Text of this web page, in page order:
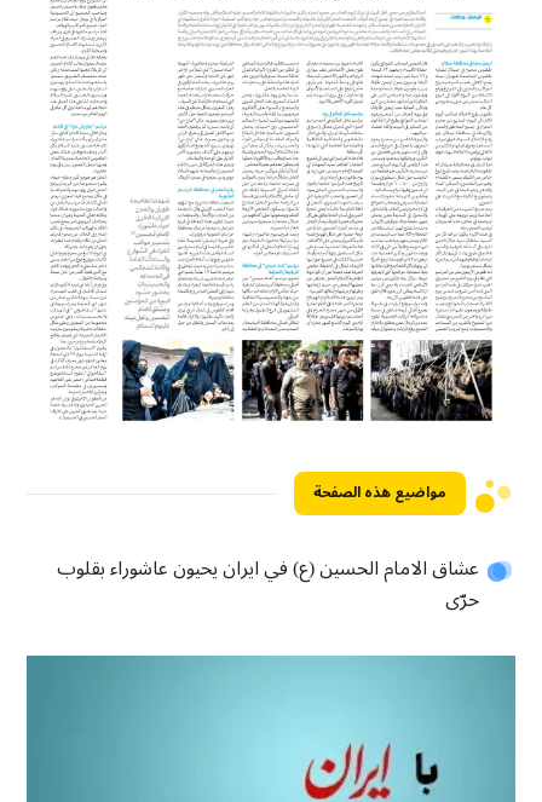
مواضيع هذه الصفحة
عشاق الامام الحسين (ع) في ايران يحيون عاشوراء بقلوب
حرّى